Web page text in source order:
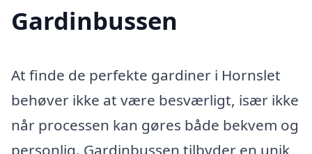
Gardinbussen
At finde de perfekte gardiner i Hornslet
behøver ikke at være besværligt, især ikke
når processen kan gøres både bekvem og
personlig. Gardinbussen tilbyder en unik